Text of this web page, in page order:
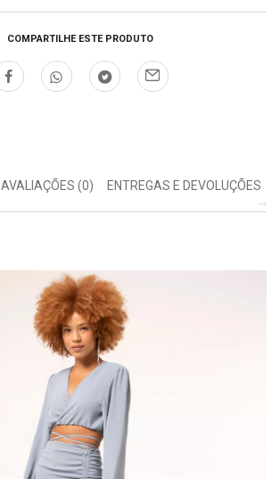
COMPARTILHE ESTE PRODUTO
AVALIAÇÕES (0) ENTREGAS E DEVOLUÇÕES